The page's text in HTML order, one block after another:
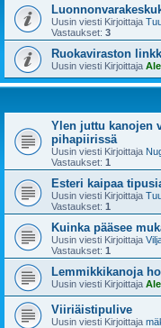
Uusin viesti Kirjoittaja
Vastaukset: 3
Ruokaviraston
Uusin viesti Kirjoittaja
Ylen juttu kanojen
pihapiirissä
Uusin viesti Kirjoittaja
Vastaukset: 1
Esteri kaipaa
Uusin viesti Kirjoittaja
Vastaukset: 1
Kuinka pääsee
Uusin viesti Kirjoittaja
Vastaukset: 1
Lemmikkikanoja
Uusin viesti Kirjoittaja
Viiriäistipulive
Uusin viesti Kirjoittaja